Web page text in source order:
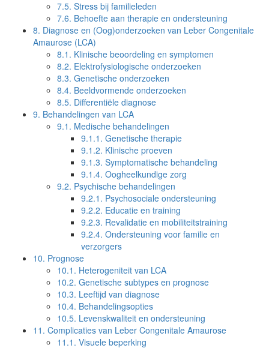
7.5. Stress bij familieleden
7.6. Behoefte aan therapie en ondersteuning
8. Diagnose en (Oog)onderzoeken van Leber Congenitale
Amaurose (LCA)
8.1. Klinische beoordeling en symptomen
8.2. Elektrofysiologische onderzoeken
8.3. Genetische onderzoeken
8.4. Beeldvormende onderzoeken
8.5. Differentiële diagnose
9. Behandelingen van LCA
9.1. Medische behandelingen
9.1.1. Genetische therapie
9.1.2. Klinische proeven
9.1.3. Symptomatische behandeling
9.1.4. Oogheelkundige zorg
9.2. Psychische behandelingen
9.2.1. Psychosociale ondersteuning
9.2.2. Educatie en training
9.2.3. Revalidatie en mobiliteitstraining
9.2.4. Ondersteuning voor familie en
verzorgers
10. Prognose
10.1. Heterogeniteit van LCA
10.2. Genetische subtypes en prognose
10.3. Leeftijd van diagnose
10.4. Behandelingsopties
10.5. Levenskwaliteit en ondersteuning
11. Complicaties van Leber Congenitale Amaurose
11.1. Visuele beperking